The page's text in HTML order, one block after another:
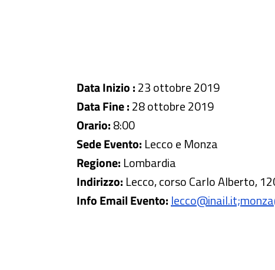
Data Inizio :23 ottobre 2019
Data Fine :28 ottobre 2019
Orario:8:00
Sede Evento: Lecco e Monza
Regione: Lombardia
Indirizzo: Lecco, corso Carlo Alberto,
Info Email Evento: